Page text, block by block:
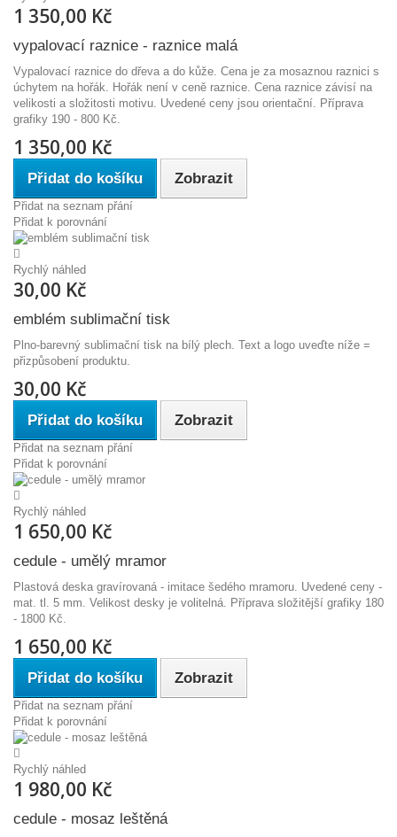
1 350,00 Kč
vypalovací raznice - raznice malá
Vypalovací raznice do dřeva a do kůže. Cena je za mosaznou raznici s
úchytem na hořák. Hořák není v ceně raznice. Cena raznice závisí na
velikosti a složitosti motivu. Uvedené ceny jsou orientační. Příprava
grafiky 190 - 800 Kč.
1 350,00 Kč
Přidat do košíku Zobrazit
Přidat na seznam přání
Přidat k porovnání
Rychlý náhled
30,00 Kč
emblém sublimační tisk
Plno-barevný sublimační tisk na bílý plech. Text a logo uveďte níže =
přizpůsobení produktu.
30,00 Kč
Přidat do košíku Zobrazit
Přidat na seznam přání
Přidat k porovnání
Rychlý náhled
1 650,00 Kč
cedule - umělý mramor
Plastová deska gravírovaná - imitace šedého mramoru. Uvedené ceny -
mat. tl. 5 mm. Velikost desky je volitelná. Příprava složitější grafiky 180
- 1800 Kč.
1 650,00 Kč
Přidat do košíku Zobrazit
Přidat na seznam přání
Přidat k porovnání
Rychlý náhled
1 980,00 Kč
cedule - mosaz leštěná